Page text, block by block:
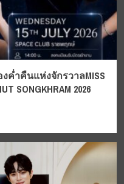
ค่ำคืนแห่งจักรวาลMISS
SONGKHRAM 2026